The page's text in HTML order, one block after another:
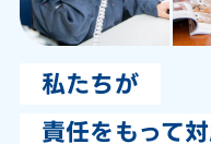
私たちが
責任をもって